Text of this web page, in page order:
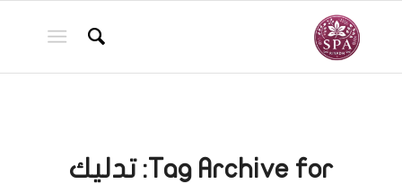
Tag Archive for: تدليك